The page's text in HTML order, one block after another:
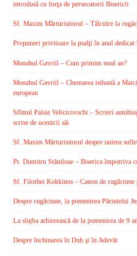
introdusă cu forţa de persecutorii Bisericii
Sf. Maxim Mărturisitorul – Tâlcuire la
Propuneri privitoare la psalţi în anul dedicat
Monahul Gavriil – Cum primim noul an?
Monahul Gavriil – Chemarea isihastă a
european
Sfîntul Paisie Velicicovschi – Scrieri
scrise de ucenicii săi
Sf. Maxim Mărturisitorul despre unirea
Pr. Dumitru Stăniloae – Biserica împotriva
Sf. Filothei Kokkinos – Canon de rugăciune
Despre rugăciune, la pomenirea Părintelui
La slujba arhierească de la pomenirea de 9
Despre închinarea în Duh şi în Adevăr